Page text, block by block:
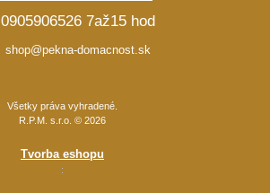
0905906526 7až15 hod
shop@pekna-domacnost.sk
Všetky práva vyhradené.
R.P.M. s.r.o. © 2026
Tvorba eshopu
: